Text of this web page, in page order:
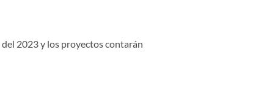
2023 y los proyectos contarán